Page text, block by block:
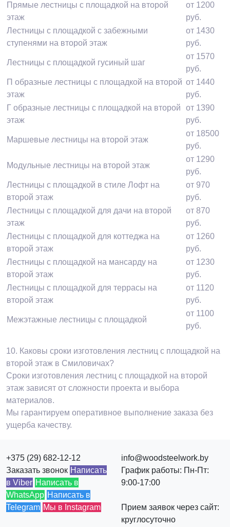
Прямые лестницы с площадкой на второй
этаж
от 1200
руб.
Лестницы с площадкой с забежными
ступенями на второй этаж
от 1430
руб.
Лестницы с площадкой гусиный шаг
от 1570
руб.
П образные лестницы с площадкой на второй
этаж
от 1440
руб.
Г образные лестницы с площадкой на второй
этаж
от 1390
руб.
Маршевые лестницы на второй этаж
от 18500
руб.
Модульные лестницы на второй этаж
от 1290
руб.
Лестницы с площадкой в стиле Лофт на
второй этаж
от 970
руб.
Лестницы с площадкой для дачи на второй
этаж
от 870
руб.
Лестницы с площадкой для коттеджа на
второй этаж
от 1260
руб.
Лестницы с площадкой на мансарду на
второй этаж
от 1230
руб.
Лестницы с площадкой для террасы на
второй этаж
от 1120
руб.
Межэтажные лестницы с площадкой
от 1100
руб.
10. Каковы сроки изготовления лестниц с площадкой на
второй этаж в Смиловичах?
Сроки изготовления лестниц с площадкой на второй
этаж зависят от сложности проекта и выбора
материалов.
Мы гарантируем оперативное выполнение заказа без
ущерба качеству.
+375 (29) 682-12-12
Заказать звонок Написать
в Viber Написать в
WhatsApp Написать в
Telegram Мы в Instagram
info@woodsteelwork.by
График работы: Пн-Пт:
9:00-17:00
Прием заявок через сайт:
круглосуточно